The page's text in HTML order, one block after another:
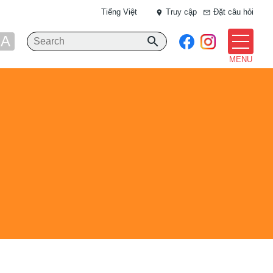
Tiếng Việt place Truy cập mail_outline Đặt câu hỏi
A search
MENU